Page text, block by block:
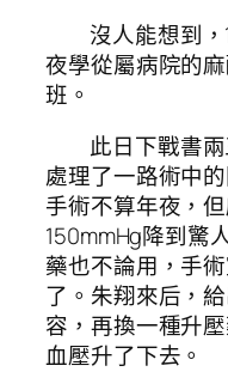
沒人能想到
夜學從屬病院的
班。
此日下戰書
處理了一路術中
手術不算年夜，
150mmHg降到驚
藥也不論用，手
了。朱翔來后，
容，再換一種升
血壓升了下去。